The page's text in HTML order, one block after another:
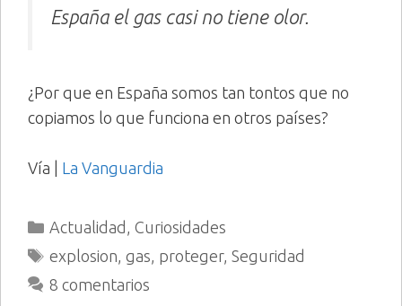
España el gas casi no tiene olor.
¿Por que en España somos tan tontos que no
copiamos lo que funciona en otros países?
Vía | La Vanguardia
Categorías
Actualidad , Curiosidades
Etiquetas
explosion, gas, proteger, Seguridad
8 comentarios